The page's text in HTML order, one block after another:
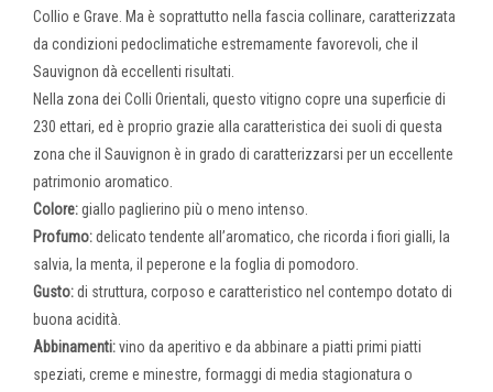
Collio e Grave. Ma è soprattutto nella fascia collinare, caratterizzata
da condizioni pedoclimatiche estremamente favorevoli, che il
Sauvignon dà eccellenti risultati.
Nella zona dei Colli Orientali, questo vitigno copre una superficie di
230 ettari, ed è proprio grazie alla caratteristica dei suoli di questa
zona che il Sauvignon è in grado di caratterizzarsi per un eccellente
patrimonio aromatico.
Colore:giallo paglierino più o meno intenso.
Profumo:delicato tendente all’aromatico, che ricorda i fiori gialli, la
salvia, la menta, il peperone e la foglia di pomodoro.
Gusto:di struttura, corposo e caratteristico nel contempo dotato di
buona acidità.
Abbinamenti:vino da aperitivo e da abbinare a piatti primi piatti
speziati, creme e minestre, formaggi di media stagionatura o